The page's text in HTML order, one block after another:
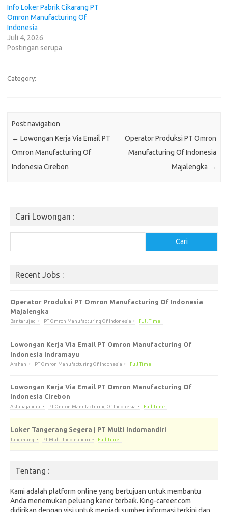
Info Loker Pabrik Cikarang PT
Omron Manufacturing Of
Indonesia
Juli 4, 2026
Postingan serupa
Category:
Post navigation
← Lowongan Kerja Via Email PT
Omron Manufacturing Of
Indonesia Cirebon
Operator Produksi PT Omron
Manufacturing Of Indonesia
Majalengka →
Cari Lowongan :
Cari
Recent Jobs :
Operator Produksi PT Omron Manufacturing Of Indonesia
Majalengka
Bantarujeg PT Omron Manufacturing Of Indonesia Full Time
Lowongan Kerja Via Email PT Omron Manufacturing Of
Indonesia Indramayu
Arahan PT Omron Manufacturing Of Indonesia Full Time
Lowongan Kerja Via Email PT Omron Manufacturing Of
Indonesia Cirebon
Astanajapura PT Omron Manufacturing Of Indonesia Full Time
Loker Tangerang Segera | PT Multi Indomandiri
Tangerang PT Multi Indomandiri Full Time
Tentang :
Kami adalah platform online yang bertujuan untuk membantu
Anda menemukan peluang karier terbaik. King-career.com